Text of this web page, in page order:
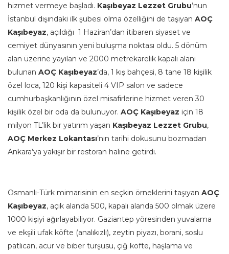
hizmet vermeye başladı. Kaşıbeyaz Lezzet Grubu’nun
İstanbul dışındaki ilk şubesi olma özelliğini de taşıyan AOÇ
Kaşıbeyaz, açıldığı 1 Haziran’dan itibaren siyaset ve
cemiyet dünyasının yeni buluşma noktası oldu. 5 dönüm
alan üzerine yayılan ve 2000 metrekarelik kapalı alanı
bulunan AOÇ Kaşıbeyaz’da, 1 kış bahçesi, 8 tane 18 kişilik
özel loca, 120 kişi kapasiteli 4 VIP salon ve sadece
cumhurbaşkanlığının özel misafirlerine hizmet veren 30
kişilik özel bir oda da bulunuyor. AOÇ Kaşıbeyaz için 18
milyon TL’lik bir yatırım yaşan Kaşıbeyaz Lezzet Grubu,
AOÇ Merkez Lokantası’nın tarihi dokusunu bozmadan
Ankara’ya yakışır bir restoran haline getirdi.
Osmanlı-Türk mimarisinin en seçkin örneklerini taşıyan AOÇ
Kaşıbeyaz, açık alanda 500, kapalı alanda 500 olmak üzere
1000 kişiyi ağırlayabiliyor. Gaziantep yöresinden yuvalama
ve ekşili ufak köfte (analıkızlı), zeytin piyazı, borani, soslu
patlıcan, acur ve biber turşusu, çiğ köfte, haşlama ve